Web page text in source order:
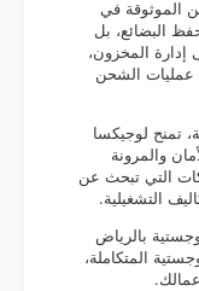
الموثوقة في
البضائع، بل
إدارة المخزون،
عمليات الشحن
تمنح لوجيكسا
والمرونة
التي تبحث عن
التشغيلية.
بالرياض
المتكاملة،